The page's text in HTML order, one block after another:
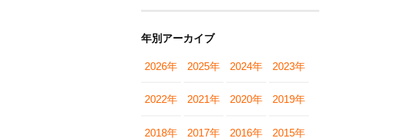
年別アーカイブ
2026年 2025年 2024年 2023年
2022年 2021年 2020年 2019年
2018年 2017年 2016年 2015年